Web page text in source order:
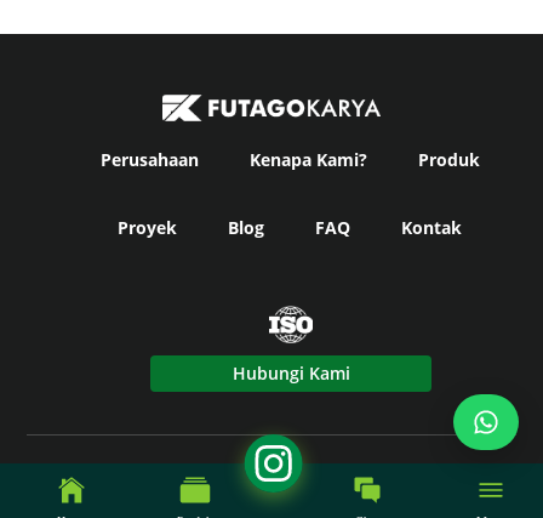
Perusahaan Kenapa Kami? Produk
Proyek Blog FAQ Kontak
Hubungi Kami
© Copyright Futago Karya2024. All Rights Reserved -
Powered by Fikky Power.